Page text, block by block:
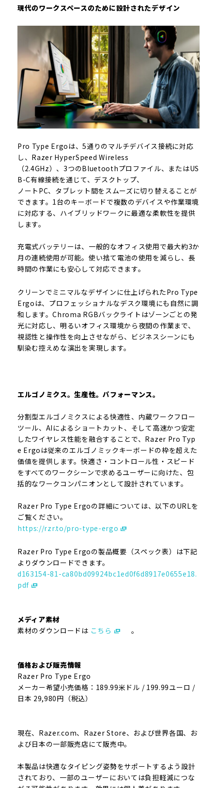
現代のワークスペースのために設計されたデザイン
Pro Type Ergoは、5通りのマルチデバイス接続に対応
し、Razer HyperSpeed Wireless
（2.4GHz）、3つのBluetoothプロファイル、またはUS
B-C有線接続を通じて、デスクトップ、
ノートPC、タブレット間をスムーズに切り替えることが
できます。1台のキーボードで複数のデバイスや作業環境
に対応する、ハイブリッドワークに最適な柔軟性を提供
します。
充電式バッテリーは、一般的なオフィス使用で最大約3か
月の連続使用が可能。使い捨て電池の使用を減らし、長
時間の作業にも安心して対応できます。
クリーンでミニマルなデザインに仕上げられたPro Type
Ergoは、プロフェッショナルなデスク環境にも自然に調
和します。Chroma RGBバックライトはゾーンごとの発
光に対応し、明るいオフィス環境から夜間の作業まで、
視認性と操作性を向上させながら、ビジネスシーンにも
馴染む控えめな演出を実現します。
エルゴノミクス。生産性。パフォーマンス。
分割型エルゴノミクスによる快適性、内蔵ワークフロー
ツール、AIによるショートカット、そして高速かつ安定
したワイヤレス性能を融合することで、Razer Pro Typ
e Ergoは従来のエルゴノミックキーボードの枠を超えた
価値を提供します。快適さ・コントロール性・スピード
をすべてのワークシーンで求めるユーザーに向けた、包
括的なワークコンパニオンとして設計されています。
Razer Pro Type Ergoの詳細については、以下のURLを
ご覧ください。
https://rzr.to/pro-type-ergo
Razer Pro Type Ergoの製品概要（スペック表）は下記
よりダウンロードできます。
d163154-81-ca80bd09924bc1ed0f6d8917e0655e18.
pdf
メディア素材
素材のダウンロードは こちら 。
価格および販売情報
Razer Pro Type Ergo
メーカー希望小売価格：189.99米ドル / 199.99ユーロ /
日本 29,980円（税込）
現在、Razer.com、Razer Store、および世界各国、お
よび日本の一部販売店にて販売中。
本製品は快適なタイピング姿勢をサポートするよう設計
されており、一部のユーザーにおいては負担軽減につな